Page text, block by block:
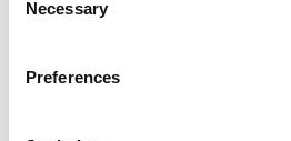
Selection
Necessary
Preferences